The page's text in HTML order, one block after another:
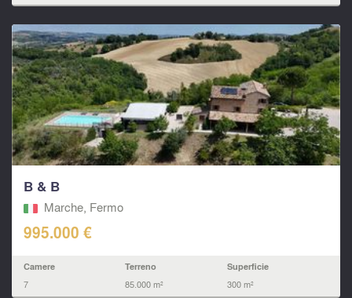
B & B
Marche, Fermo‎
995.000 €
Camere
7
Terreno
85.000 m²
Superficie
300 m²